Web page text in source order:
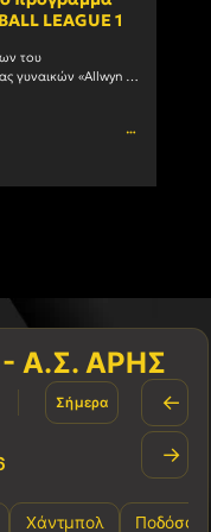
LEAGUE 1
του
γυναικών «Allwyn
Α.Σ. ΑΡΗΣ
Σήμερα ←
→
Χάντμπολ